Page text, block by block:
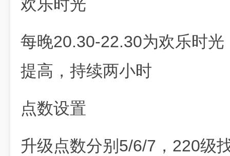
欢乐时光
每晚20.30-22.30为欢乐时
提高，持续两小时
点数设置
升级点数分别5/6/7，220级